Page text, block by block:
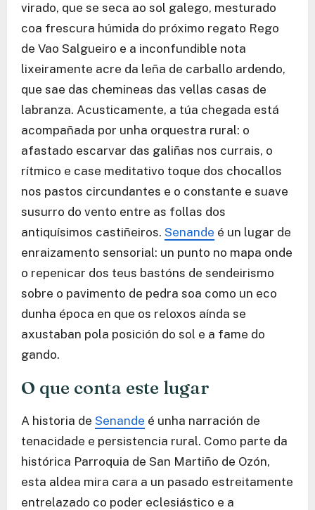
virado, que se seca ao sol galego, mesturado
coa frescura húmida do próximo regato Rego
de Vao Salgueiro e a inconfundible nota
lixeiramente acre da leña de carballo ardendo,
que sae das chemineas das vellas casas de
labranza. Acusticamente, a túa chegada está
acompañada por unha orquestra rural: o
afastado escarvar das galiñas nos currais, o
rítmico e case meditativo toque dos chocallos
nos pastos circundantes e o constante e suave
susurro do vento entre as follas dos
antiquísimos castiñeiros. Senande é un lugar de
enraizamento sensorial: un punto no mapa onde
o repenicar dos teus bastóns de sendeirismo
sobre o pavimento de pedra soa como un eco
dunha época en que os reloxos aínda se
axustaban pola posición do sol e a fame do
gando.
O que conta este lugar
A historia de Senande é unha narración de
tenacidade e persistencia rural. Como parte da
histórica Parroquia de San Martiño de Ozón,
esta aldea mira cara a un pasado estreitamente
entrelazado co poder eclesiástico e a